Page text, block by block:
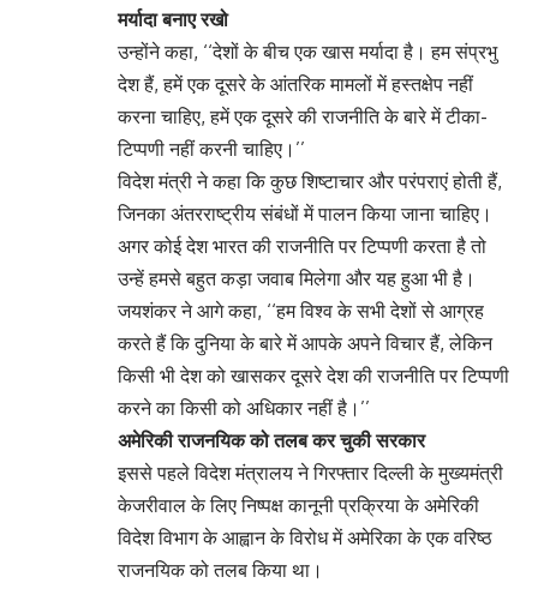
मर्यादा बनाए रखो
उन्होंने कहा, ‘‘देशों के बीच एक खास मर्यादा है। हम संप्रभु
देश हैं, हमें एक दूसरे के आंतरिक मामलों में हस्तक्षेप नहीं
करना चाहिए, हमें एक दूसरे की राजनीति के बारे में टीका-
टिप्पणी नहीं करनी चाहिए।’’
विदेश मंत्री ने कहा कि कुछ शिष्टाचार और परंपराएं होती हैं,
जिनका अंतरराष्ट्रीय संबंधों में पालन किया जाना चाहिए।
अगर कोई देश भारत की राजनीति पर टिप्पणी करता है तो
उन्हें हमसे बहुत कड़ा जवाब मिलेगा और यह हुआ भी है।
जयशंकर ने आगे कहा, ‘‘हम विश्व के सभी देशों से आग्रह
करते हैं कि दुनिया के बारे में आपके अपने विचार हैं, लेकिन
किसी भी देश को खासकर दूसरे देश की राजनीति पर टिप्पणी
करने का किसी को अधिकार नहीं है।’’
अमेरिकी राजनयिक को तलब कर चुकी सरकार
इससे पहले विदेश मंत्रालय ने गिरफ्तार दिल्ली के मुख्यमंत्री
केजरीवाल के लिए निष्पक्ष कानूनी प्रक्रिया के अमेरिकी
विदेश विभाग के आह्वान के विरोध में अमेरिका के एक वरिष्ठ
राजनयिक को तलब किया था।